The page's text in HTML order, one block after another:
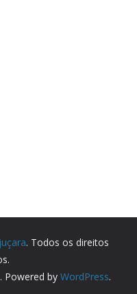
. Todos os direitos
Powered by WordPress.